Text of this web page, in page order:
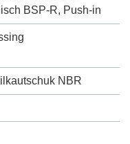
BSP-R, Push-in
NBR